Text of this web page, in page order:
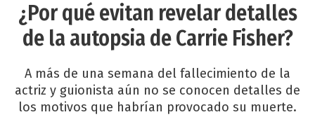
¿Por qué evitan revelar detalles
de la autopsia de Carrie Fisher?
A más de una semana del fallecimiento de la
actriz y guionista aún no se conocen detalles de
los motivos que habrían provocado su muerte.